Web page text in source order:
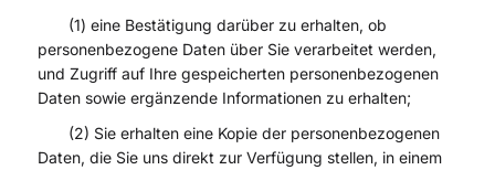
(1) eine Bestätigung darüber zu erhalten, ob
personenbezogene Daten über Sie verarbeitet werden,
und Zugriff auf Ihre gespeicherten personenbezogenen
Daten sowie ergänzende Informationen zu erhalten;
(2) Sie erhalten eine Kopie der personenbezogenen
Daten, die Sie uns direkt zur Verfügung stellen, in einem